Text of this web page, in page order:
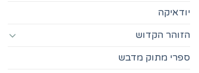
יודאיקה
הזוהר הקדוש
ספרי מתוק מדבש